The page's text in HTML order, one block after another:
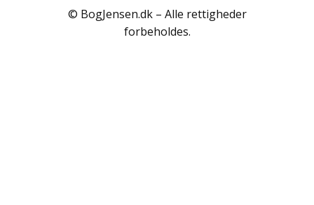
Rejser / Geografi
© BogJensen.dk – Alle rettigheder
forbeholdes.